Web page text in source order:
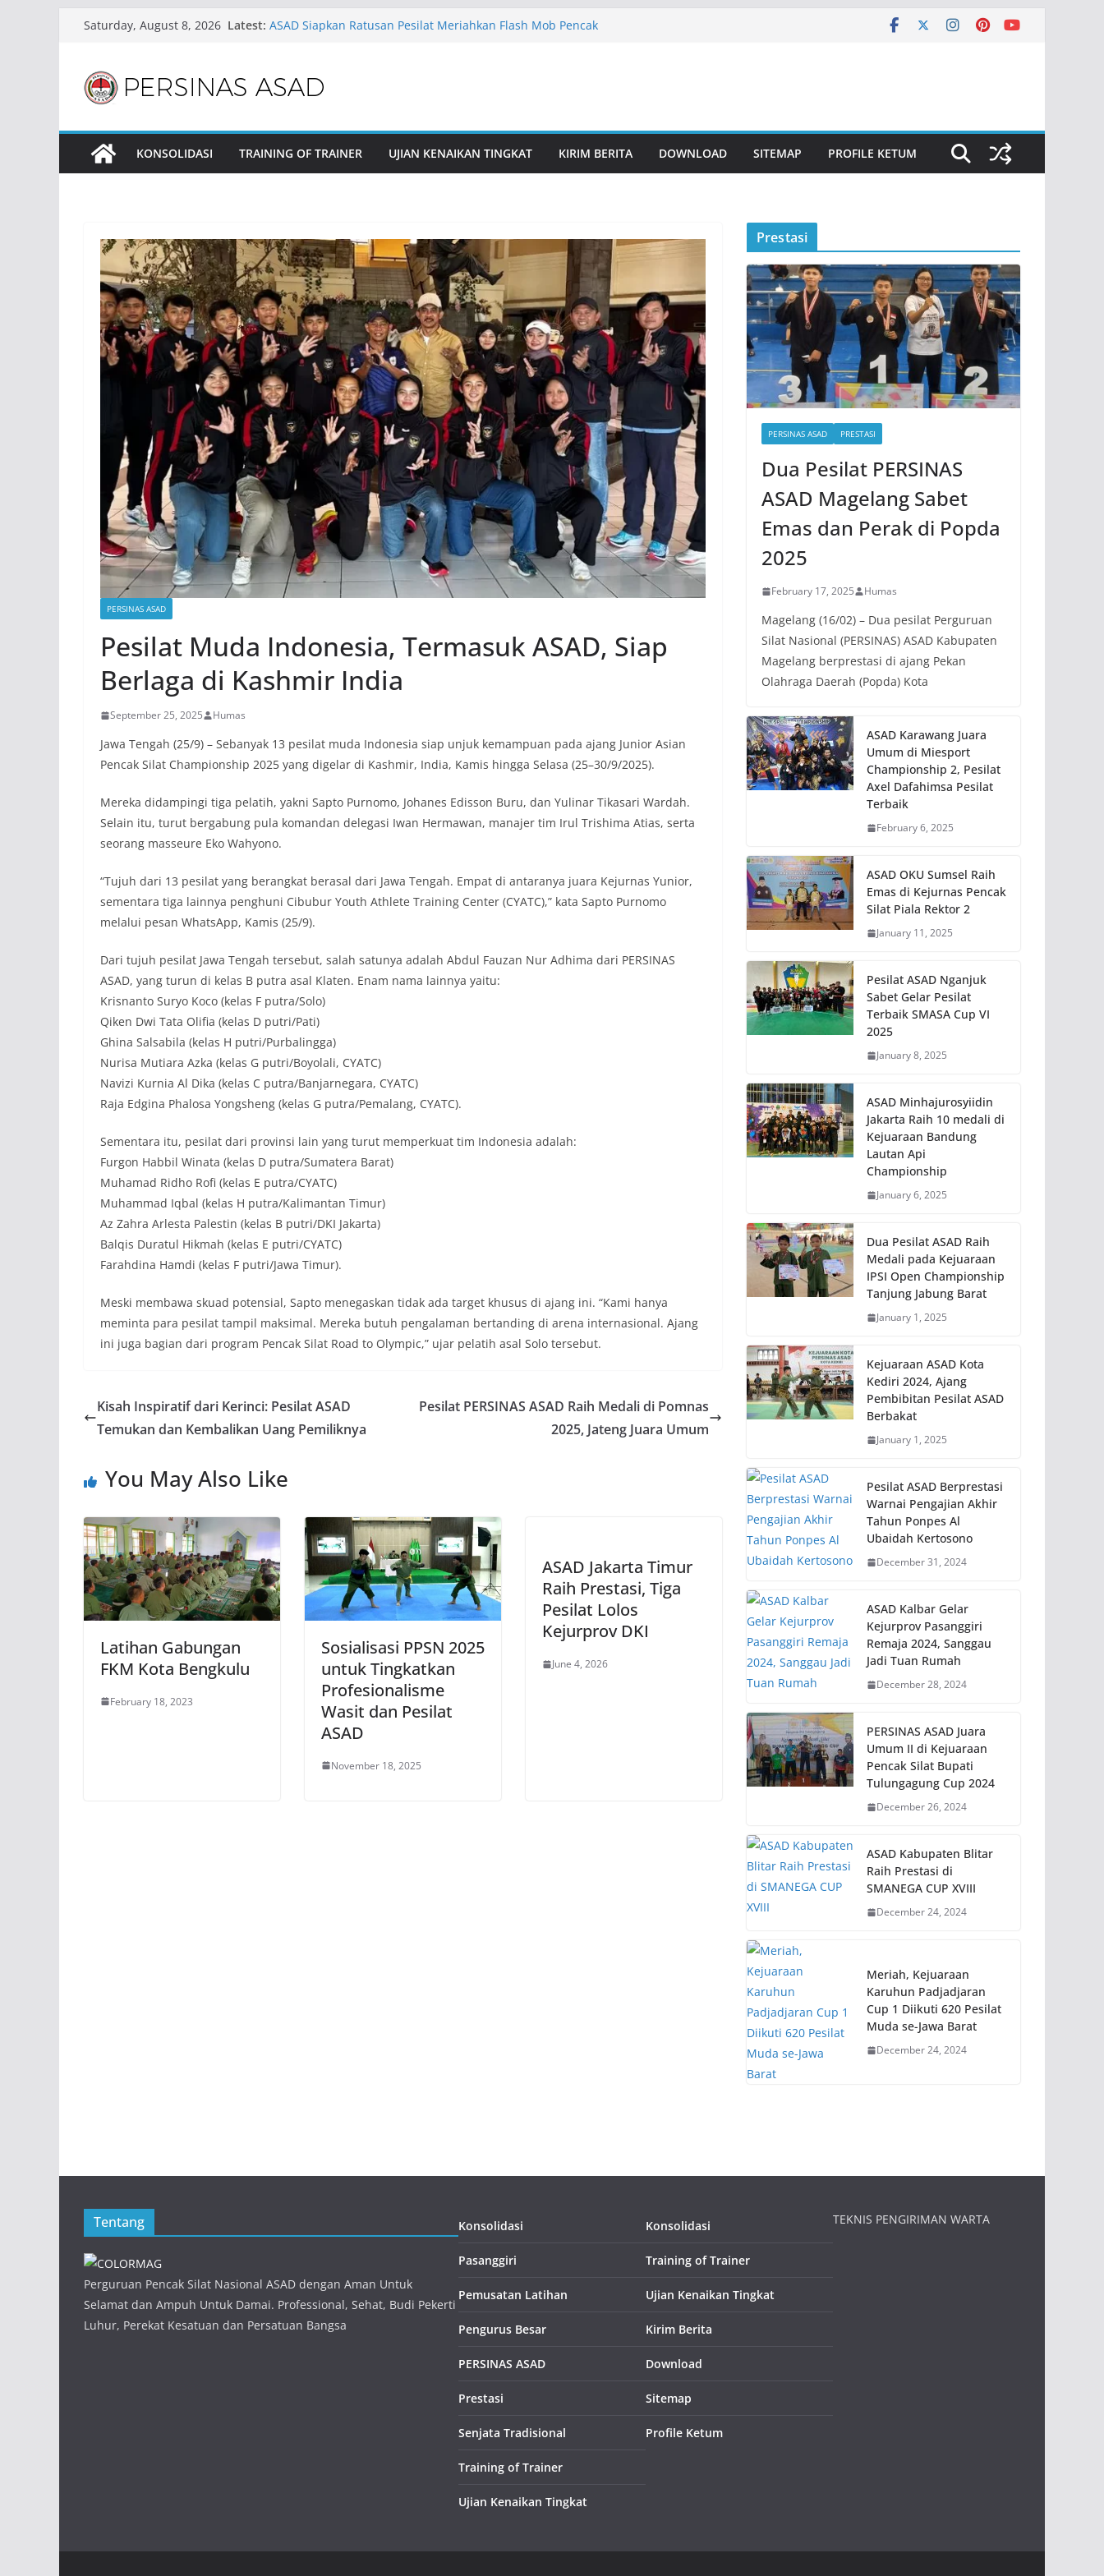
Saturday, August 8, 2026 Latest: ASAD Siapkan Ratusan Pesilat Meriahkan Flash Mob Pencak
ASAD Pontianak Selatan Gelar Latihan Rutin, Perkuat
ASAD Tualang Ciptakan Pesilat Berbakat Lewat Pembinaan
Rutin Sejak Usia Dini
KONSOLIDASI TRAINING OF TRAINER UJIAN KENAIKAN TINGKAT KIRIM BERITA DOWNLOAD SITEMAP PROFILE KETUM
PERSINAS ASAD
Pesilat Muda Indonesia, Termasuk ASAD, Siap
Berlaga di Kashmir India
September 25, 2025 Humas
Jawa Tengah (25/9) – Sebanyak 13 pesilat muda Indonesia siap unjuk kemampuan pada ajang Junior Asian
Pencak Silat Championship 2025 yang digelar di Kashmir, India, Kamis hingga Selasa (25–30/9/2025).
Mereka didampingi tiga pelatih, yakni Sapto Purnomo, Johanes Edisson Buru, dan Yulinar Tikasari Wardah.
Selain itu, turut bergabung pula komandan delegasi Iwan Hermawan, manajer tim Irul Trishima Atias, serta
seorang masseure Eko Wahyono.
“Tujuh dari 13 pesilat yang berangkat berasal dari Jawa Tengah. Empat di antaranya juara Kejurnas Yunior,
sementara tiga lainnya penghuni Cibubur Youth Athlete Training Center (CYATC),” kata Sapto Purnomo
melalui pesan WhatsApp, Kamis (25/9).
Dari tujuh pesilat Jawa Tengah tersebut, salah satunya adalah Abdul Fauzan Nur Adhima dari PERSINAS
ASAD, yang turun di kelas B putra asal Klaten. Enam nama lainnya yaitu:
Krisnanto Suryo Koco (kelas F putra/Solo)
Qiken Dwi Tata Olifia (kelas D putri/Pati)
Ghina Salsabila (kelas H putri/Purbalingga)
Nurisa Mutiara Azka (kelas G putri/Boyolali, CYATC)
Navizi Kurnia Al Dika (kelas C putra/Banjarnegara, CYATC)
Raja Edgina Phalosa Yongsheng (kelas G putra/Pemalang, CYATC).
Sementara itu, pesilat dari provinsi lain yang turut memperkuat tim Indonesia adalah:
Furgon Habbil Winata (kelas D putra/Sumatera Barat)
Muhamad Ridho Rofi (kelas E putra/CYATC)
Muhammad Iqbal (kelas H putra/Kalimantan Timur)
Az Zahra Arlesta Palestin (kelas B putri/DKI Jakarta)
Balqis Duratul Hikmah (kelas E putri/CYATC)
Farahdina Hamdi (kelas F putri/Jawa Timur).
Meski membawa skuad potensial, Sapto menegaskan tidak ada target khusus di ajang ini. “Kami hanya
meminta para pesilat tampil maksimal. Mereka butuh pengalaman bertanding di arena internasional. Ajang
ini juga bagian dari program Pencak Silat Road to Olympic,” ujar pelatih asal Solo tersebut.
Kisah Inspiratif dari Kerinci: Pesilat ASAD
Temukan dan Kembalikan Uang Pemiliknya
Pesilat PERSINAS ASAD Raih Medali di Pomnas
2025, Jateng Juara Umum
You May Also Like
Latihan Gabungan
FKM Kota Bengkulu
February 18, 2023
Sosialisasi PPSN 2025
untuk Tingkatkan
Profesionalisme
Wasit dan Pesilat
ASAD
November 18, 2025
ASAD Jakarta Timur
Raih Prestasi, Tiga
Pesilat Lolos
Kejurprov DKI
June 4, 2026
Prestasi
PERSINAS ASAD PRESTASI
Dua Pesilat PERSINAS
ASAD Magelang Sabet
Emas dan Perak di Popda
2025
February 17, 2025 Humas
Magelang (16/02) – Dua pesilat Perguruan
Silat Nasional (PERSINAS) ASAD Kabupaten
Magelang berprestasi di ajang Pekan
Olahraga Daerah (Popda) Kota
ASAD Karawang Juara
Umum di Miesport
Championship 2, Pesilat
Axel Dafahimsa Pesilat
Terbaik
February 6, 2025
ASAD OKU Sumsel Raih
Emas di Kejurnas Pencak
Silat Piala Rektor 2
January 11, 2025
Pesilat ASAD Nganjuk
Sabet Gelar Pesilat
Terbaik SMASA Cup VI
2025
January 8, 2025
ASAD Minhajurosyiidin
Jakarta Raih 10 medali di
Kejuaraan Bandung
Lautan Api
Championship
January 6, 2025
Dua Pesilat ASAD Raih
Medali pada Kejuaraan
IPSI Open Championship
Tanjung Jabung Barat
January 1, 2025
Kejuaraan ASAD Kota
Kediri 2024, Ajang
Pembibitan Pesilat ASAD
Berbakat
January 1, 2025
Pesilat ASAD Berprestasi
Warnai Pengajian Akhir
Tahun Ponpes Al
Ubaidah Kertosono
December 31, 2024
ASAD Kalbar Gelar
Kejurprov Pasanggiri
Remaja 2024, Sanggau
Jadi Tuan Rumah
December 28, 2024
PERSINAS ASAD Juara
Umum II di Kejuaraan
Pencak Silat Bupati
Tulungagung Cup 2024
December 26, 2024
ASAD Kabupaten Blitar
Raih Prestasi di
SMANEGA CUP XVIII
December 24, 2024
Meriah, Kejuaraan
Karuhun Padjadjaran
Cup 1 Diikuti 620 Pesilat
Muda se-Jawa Barat
December 24, 2024
Tentang
Perguruan Pencak Silat Nasional ASAD dengan Aman Untuk
Selamat dan Ampuh Untuk Damai. Professional, Sehat, Budi Pekerti
Luhur, Perekat Kesatuan dan Persatuan Bangsa
Konsolidasi
Pasanggiri
Pemusatan Latihan
Pengurus Besar
PERSINAS ASAD
Prestasi
Senjata Tradisional
Training of Trainer
Ujian Kenaikan Tingkat
Konsolidasi
Training of Trainer
Ujian Kenaikan Tingkat
Kirim Berita
Download
Sitemap
Profile Ketum
TEKNIS PENGIRIMAN WARTA